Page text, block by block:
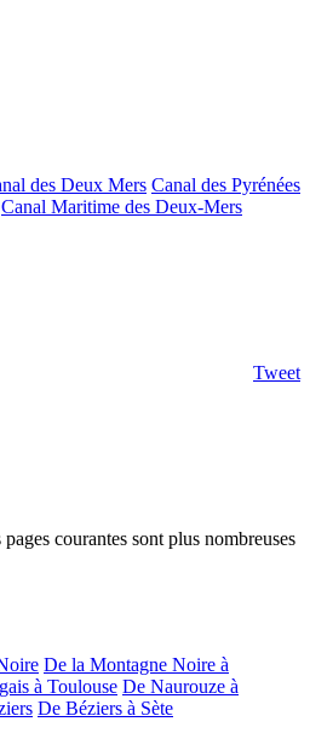
des Deux Mers Canal des Pyrénées
Canal Maritime des Deux-Mers
Tweet
courantes sont plus nombreuses
De la Montagne Noire à
à Toulouse De Naurouze à
De Béziers à Sète